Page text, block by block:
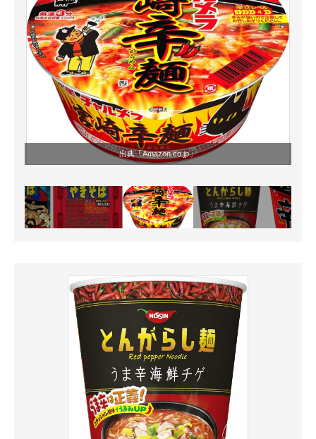
出典「Amazon.co.jp」